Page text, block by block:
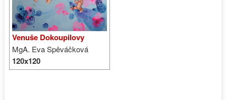
Venuše Dokoupilovy
MgA. Eva Spěváčková
120x120